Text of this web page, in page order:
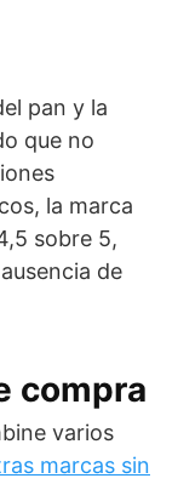
pan y la
que no
la marca
sobre 5,
de
compra
varios
marcas sin